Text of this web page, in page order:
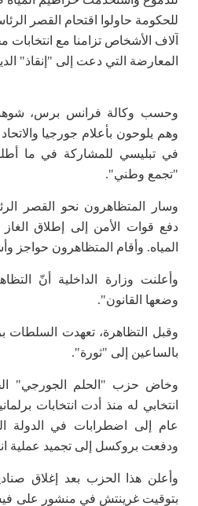
للحكومة حاولوا اقتحام القصر
آلاف الأشخاص تزامنا مع انتخابات
المعارضة التي دعت إلى "إنقاذ"
وحسب وكالة فرانس برس،
وهم يلوحون بأعلام جورجيا
في تبليسي للمشاركة في ما
"تجمع وطني".
وسار المتظاهرون نحو القصر
دفع قوات الأمن إلى إطلاق
المياه. وأقام المتظاهرون حواجز
وأعلنت وزارة الداخلية أنّ
وضعها القانون".
وقبل التظاهرة، تعهدت
بالساعين إلى "ثورة".
وخاض حزب "الحلم الجورجي"
انتخابي له منذ أدت انتخابات
عام إلى اضطرابات في الدولة
ودفعت بروكسل إلى تجميد عملية
بتوقيت غرينتش في منشور على